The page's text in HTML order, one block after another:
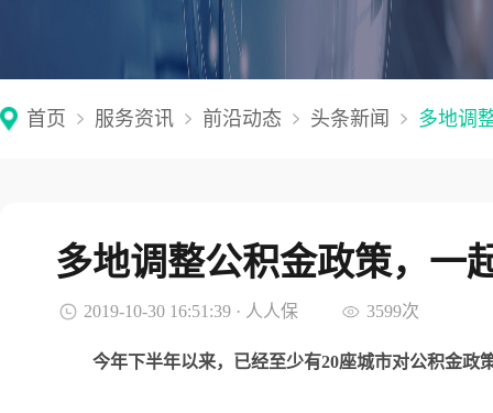
首页 服务资讯 前沿动态 头条新闻 多地调
多地调整公积金政策，一
2019-10-30 16:51:39 · 人人保 3599次
今年下半年以来，已经至少有20座城市对公积金政